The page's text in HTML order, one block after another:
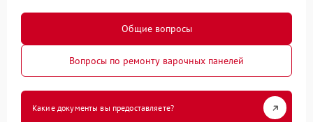
Общие вопросы
Вопросы по ремонту варочных панелей
Какие документы вы предоставляете?